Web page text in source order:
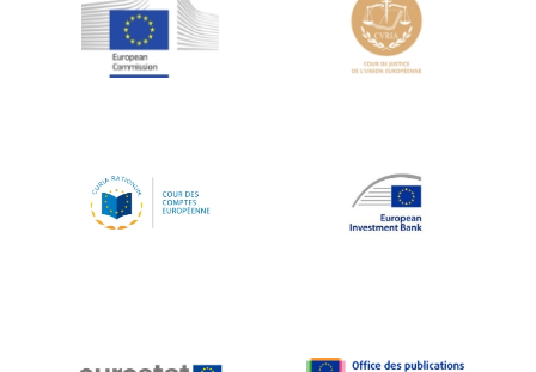
Jean-Louis Schiltz
Jean-Victor Louis
Johnny Åkerholm